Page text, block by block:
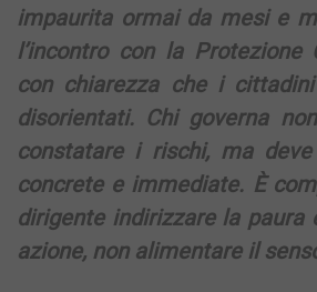
impaurita ormai da mesi e
l’incontro con la Protezione
con chiarezza che i
disorientati. Chi governa
constatare i rischi, ma
concrete e immediate. È
dirigente indirizzare la paura
azione, non alimentare il